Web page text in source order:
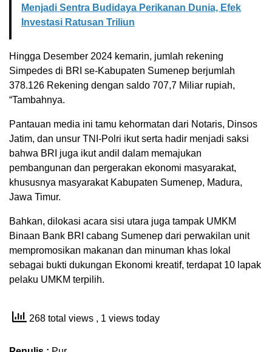
Menjadi Sentra Budidaya Perikanan Dunia, Efek
Investasi Ratusan Triliun
Hingga Desember 2024 kemarin, jumlah rekening
Simpedes di BRI se-Kabupaten Sumenep berjumlah
378.126 Rekening dengan saldo 707,7 Miliar rupiah,
“Tambahnya.
Pantauan media ini tamu kehormatan dari Notaris, Dinsos
Jatim, dan unsur TNI-Polri ikut serta hadir menjadi saksi
bahwa BRI juga ikut andil dalam memajukan
pembangunan dan pergerakan ekonomi masyarakat,
khususnya masyarakat Kabupaten Sumenep, Madura,
Jawa Timur.
Bahkan, dilokasi acara sisi utara juga tampak UMKM
Binaan Bank BRI cabang Sumenep dari perwakilan unit
mempromosikan makanan dan minuman khas lokal
sebagai bukti dukungan Ekonomi kreatif, terdapat 10 lapak
pelaku UMKM terpilih.
268 total views , 1 views today